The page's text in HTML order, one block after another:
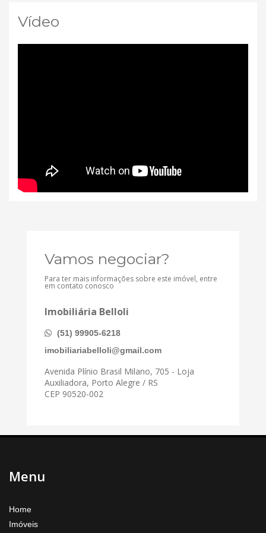
Vídeo
Vamos negociar?
Para ter mais informações sobre este imóvel, entre
em contato conosco
Imobiliária Belloli
(51) 99905-6218
imobiliariabelloli@gmail.com
Avenida Plínio Brasil Milano, 705 - Loja
Auxiliadora, Porto Alegre / RS
CEP 90520-002
Menu
Home
Imóveis